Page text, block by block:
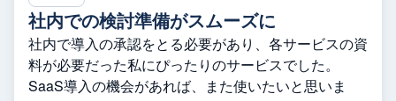
社内での検討準備がスムーズに
社内で導入の承認をとる必要があり、各サービスの資
料が必要だった私にぴったりのサービスでした。
SaaS導入の機会があれば、また使いたいと思いま